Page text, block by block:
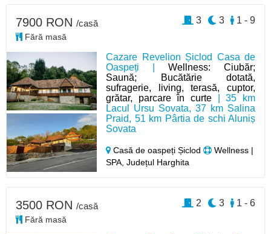
Cazare Revelion Șiclod Casa de
Oaspeți |Wellness: Ciubăr;
Saună; Bucătărie dotată,
sufragerie, living, terasă, cuptor,
grătar, parcare în curte | 35 km
Lacul Ursu Sovata, 37 km Salina
Praid, 51 km Pârtia de schi Aluniș
Sovata
Casă de oaspeți Șiclod
Wellness |
SPA, Județul Harghita
7900 RON /casă
Fără masă
1 - 9
3
3
3500 RON /casă
Fără masă
1 - 6
3
2